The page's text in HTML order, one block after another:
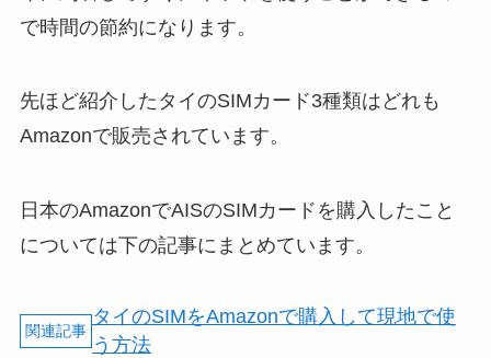
で時間の節約になります。
先ほど紹介したタイのSIMカード3種類はどれも
Amazonで販売されています。
日本のAmazonでAISのSIMカードを購入したこと
については下の記事にまとめています。
タイのSIMをAmazonで購入して現地で使
う方法